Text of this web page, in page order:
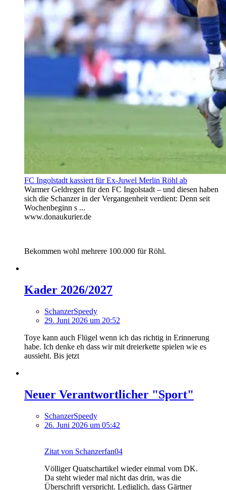
FC Ingolstadt kassiert für Ex-Juwel Merlin Röhl ab
Warmer Geldregen für den FC Ingolstadt – und diesen haben
sich die Schanzer in der Vergangenheit verdient: Denn seit
Wochenbeginn s ...
www.donaukurier.de
Bekommen wohl mehrere 100.000 für Röhl.
Kader 2026/2027
SchanzerSpeedy
29. Juni 2026 um 20:52
Toye kann auch Flügel wenn ich das richtig in Erinnerung
habe. Ich denke eh dass wir mit dreierkette spielen wie es
aussieht. Bis jetzt
Neuer Verantwortlicher "Sport"
SchanzerSpeedy
26. Juni 2026 um 05:42
Zitat von Schanzerfan04
Völliger Quatschartikel wieder einmal vom DK.
Da steht wieder mal nicht das drin, was die
Überschrift verspricht. Lediglich, dass Gärtner